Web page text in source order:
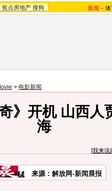
焦点房地产 搜狗 新闻 -
> 电影新闻
》开机 山西人
海
[我来说
来源： 解放网-新闻晨报